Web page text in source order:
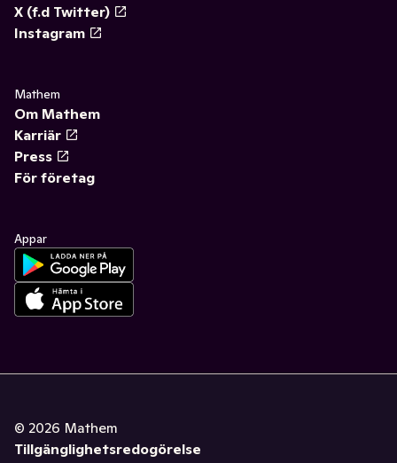
X (f.d Twitter)
Instagram
Mathem
Om Mathem
Karriär
Press
För företag
Appar
© 2026 Mathem
Tillgänglighetsredogörelse